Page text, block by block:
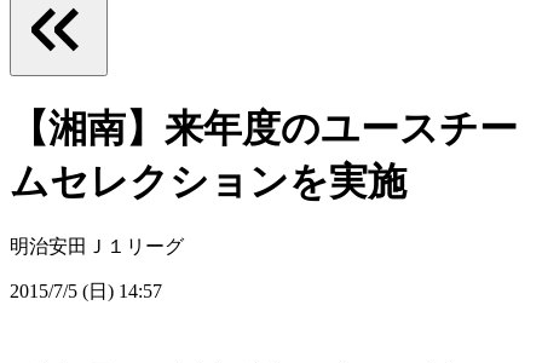
【湘南】来年度のユースチー
ムセレクションを実施
明治安田Ｊ１リーグ
2015/7/5 (日) 14:57